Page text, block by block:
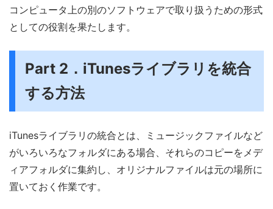
コンピュータ上の別のソフトウェアで取り扱うための形式
としての役割を果たします。
Part 2．iTunesライブラリを統合
する方法
iTunesライブラリの統合とは、ミュージックファイルなど
がいろいろなフォルダにある場合、それらのコピーをメデ
ィアフォルダに集約し、オリジナルファイルは元の場所に
置いておく作業です。